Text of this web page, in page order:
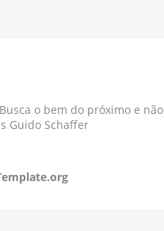
o bem do próximo e não
Guido Schaffer